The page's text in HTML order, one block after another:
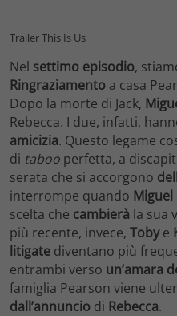
Trailer This Is Us
Nel settimo episodio,
Ringraziamento a casa
Dopo la morte di Jack,
Rebecca. I due, infatti,
amicizia. Questo legame
di taboo perfetta, a
serata che si accorgono
interrompe quando Miguel
scelta che cambierà la sua
più recente, invece, Tobye
litigate diventano più
entrambi verso un’amara
famiglia Pearson viene
dall’annuncio di Rebecca.